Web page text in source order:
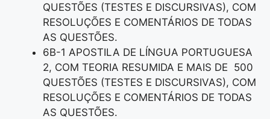
QUESTÕES (TESTES E DISCURSIVAS), COM
RESOLUÇÕES E COMENTÁRIOS DE TODAS
AS QUESTÕES.
6B-1 APOSTILA DE LÍNGUA PORTUGUESA
2, COM TEORIA RESUMIDA E MAIS DE 500
QUESTÕES (TESTES E DISCURSIVAS), COM
RESOLUÇÕES E COMENTÁRIOS DE TODAS
AS QUESTÕES.